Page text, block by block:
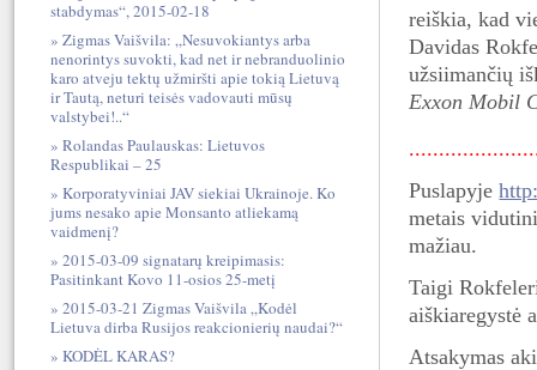
reiškia, kad
Davidas
užsiimančių
Exxon Mobil
Puslapyje
metais
mažiau.
Taigi
aiškiaregystė
Atsakymas
stabdymas“, 2015-02-18
Zigmas Vaišvila: „Nesuvokiantys arba
nenorintys suvokti, kad net ir nebranduolinio
karo atveju tektų užmiršti apie tokią Lietuvą
ir Tautą, neturi teisės vadovauti mūsų
valstybei!..“
Rolandas Paulauskas: Lietuvos
Respublikai – 25
Korporatyviniai JAV siekiai Ukrainoje. Ko
jums nesako apie Monsanto atliekamą
vaidmenį?
2015-03-09 signatarų kreipimasis:
Pasitinkant Kovo 11-osios 25-metį
2015-03-21 Zigmas Vaišvila „Kodėl
Lietuva dirba Rusijos reakcionierių naudai?“
KODĖL KARAS?